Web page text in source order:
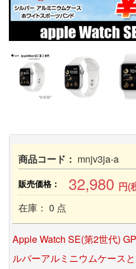
商品コード： mnjv3ja-a
販売価格： 32,980 円(
在庫： 0 点
Apple Watch SE(第2世代)
ルバーアルミニウムケース